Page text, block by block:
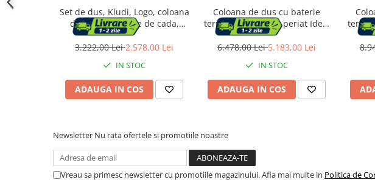
Bucatarie
Mobila bucatarie
Mese bucatarie si living
Scaune bucatarie & living
Vase & ustensile pentru gatit
Set de dus, Kludi, Logo, coloana
de dus cu baterie de cada,
crom
3.222,00 Lei2.578,00 Lei
IN STOC
ADAUGA IN COS
Coloana de dus cu baterie
termostatata auriu periat Ideal
Standard Ceratherm T125
6.478,00 Lei5.183,00 Lei
IN STOC
ADAUGA IN COS
Newsletter Nu rata ofertele si promotiile noastre
Vreau sa primesc newsletter cu promotiile magazinului. Afla mai multe in Politica de